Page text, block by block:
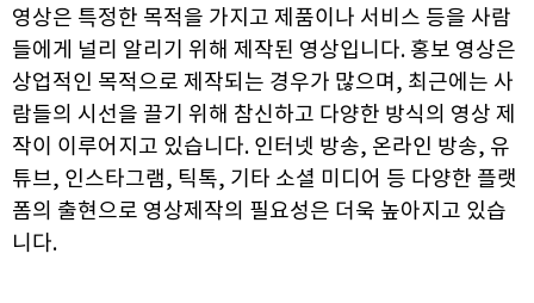
영상은 특정한 목적을 가지고 제품이나 서비스 등을 사람
들에게 널리 알리기 위해 제작된 영상입니다. 홍보 영상은
상업적인 목적으로 제작되는 경우가 많으며, 최근에는 사
람들의 시선을 끌기 위해 참신하고 다양한 방식의 영상 제
작이 이루어지고 있습니다. 인터넷 방송, 온라인 방송, 유
튜브, 인스타그램, 틱톡, 기타 소셜 미디어 등 다양한 플랫
폼의 출현으로 영상제작의 필요성은 더욱 높아지고 있습
니다.